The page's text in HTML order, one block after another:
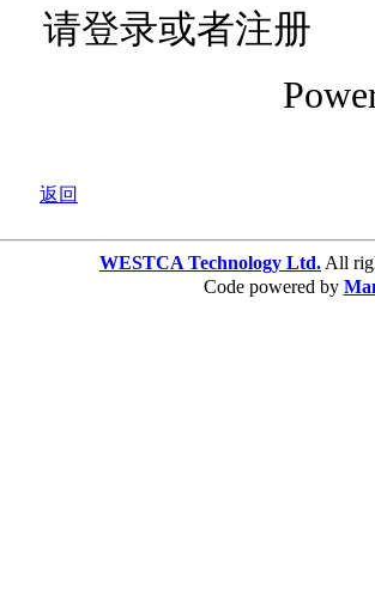
请登录或者注册
返回
WESTCA Technology Ltd. All
Code powered by